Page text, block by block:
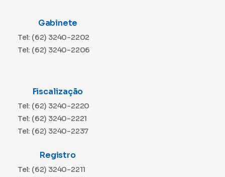
Gabinete
Tel: (62) 3240-2202
Tel: (62) 3240-2206
Fiscalização
Tel: (62) 3240-2220
Tel: (62) 3240-2221
Tel: (62) 3240-2237
Registro
Tel: (62) 3240-2211